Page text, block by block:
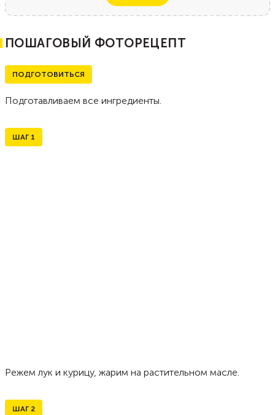
ПОШАГОВЫЙ ФОТОРЕЦЕПТ
ПОДГОТОВИТЬСЯ
Подготавливаем все ингредиенты.
ШАГ 1
Режем лук и курицу, жарим на растительном масле.
ШАГ 2